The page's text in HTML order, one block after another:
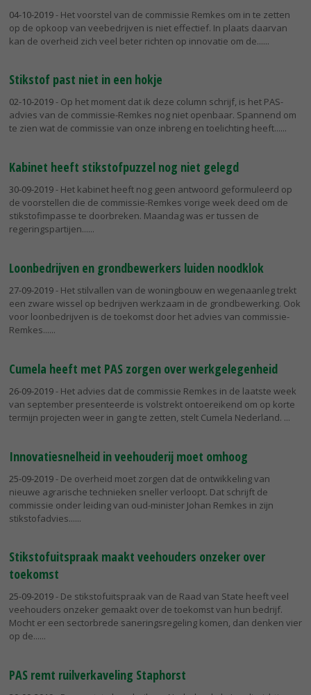
04-10-2019- Het voorstel van de commissie Remkes om in te zetten
op de opkoop van veebedrijven is niet effectief. In plaats daarvan
kan de overheid zich veel beter richten op innovatie om de...
Stikstof past niet in een hokje
02-10-2019- Op het moment dat ik deze column schrijf, is het PAS-
advies van de commissie-Remkes nog niet openbaar. Spannend om
te zien wat de commissie van onze inbreng en toelichting heeft...
Kabinet heeft stikstofpuzzel nog niet gelegd
30-09-2019- Het kabinet heeft nog geen antwoord geformuleerd op
de voorstellen die de commissie-Remkes vorige week deed om de
stikstofimpasse te doorbreken. Maandag was er tussen de
regeringspartijen...
Loonbedrijven en grondbewerkers luiden noodklok
27-09-2019- Het stilvallen van de woningbouw en wegenaanleg trekt
een zware wissel op bedrijven werkzaam in de grondbewerking. Ook
voor loonbedrijven is de toekomst door het advies van commissie-
Remkes...
Cumela heeft met PAS zorgen over werkgelegenheid
26-09-2019- Het advies dat de commissie Remkes in de laatste week
van september presenteerde is volstrekt ontoereikend om op korte
termijn projecten weer in gang te zetten, stelt Cumela Nederland.
Innovatiesnelheid in veehouderij moet omhoog
25-09-2019- De overheid moet zorgen dat de ontwikkeling van
nieuwe agrarische technieken sneller verloopt. Dat schrijft de
commissie onder leiding van oud-minister Johan Remkes in zijn
stikstofadvies...
Stikstofuitspraak maakt veehouders onzeker over
toekomst
25-09-2019- De stikstofuitspraak van de Raad van State heeft veel
veehouders onzeker gemaakt over de toekomst van hun bedrijf.
Mocht er een sectorbrede saneringsregeling komen, dan denken vier
op de...
PAS remt ruilverkaveling Staphorst